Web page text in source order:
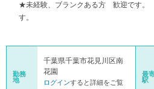
★未経験、ブランクある方 歓迎です。
す。
勤務
地
千葉県千葉市花見川区南
花園
ログインすると詳細をご覧
最
駅